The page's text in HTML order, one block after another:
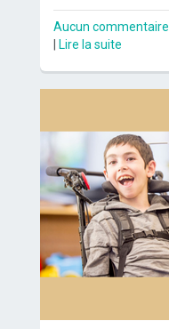
Aucun commentaire
Lire la suite